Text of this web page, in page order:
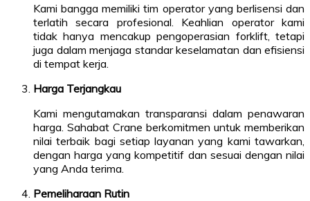
Kami bangga memiliki tim operator yang berlisensi dan
terlatih secara profesional. Keahlian operator kami
tidak hanya mencakup pengoperasian forklift, tetapi
juga dalam menjaga standar keselamatan dan efisiensi
di tempat kerja.
Harga Terjangkau
Kami mengutamakan transparansi dalam penawaran
harga. Sahabat Crane berkomitmen untuk memberikan
nilai terbaik bagi setiap layanan yang kami tawarkan,
dengan harga yang kompetitif dan sesuai dengan nilai
yang Anda terima.
Pemeliharaan Rutin